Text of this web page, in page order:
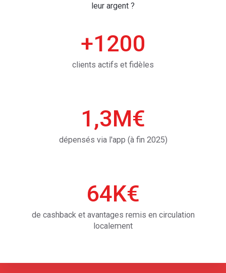
leur argent ?
+1200
clients actifs et fidèles
1,3M€
dépensés via l'app (à fin 2025)
64K€
de cashback et avantages remis en circulation
localement